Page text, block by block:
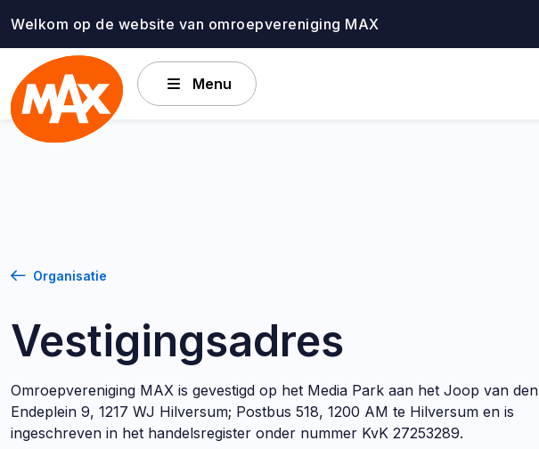
naar
de
inhoud
Welkom op de website van omroepvereniging MAX
Menu
Organisatie
Vestigingsadres
Omroepvereniging MAX is gevestigd op het Media Park aan het Joop van den
Endeplein 9, 1217 WJ Hilversum; Postbus 518, 1200 AM te Hilversum en is
ingeschreven in het handelsregister onder nummer KvK 27253289.